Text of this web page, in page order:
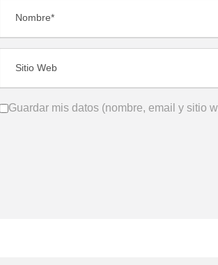
Guardar mis datos (nombre, email y sitio